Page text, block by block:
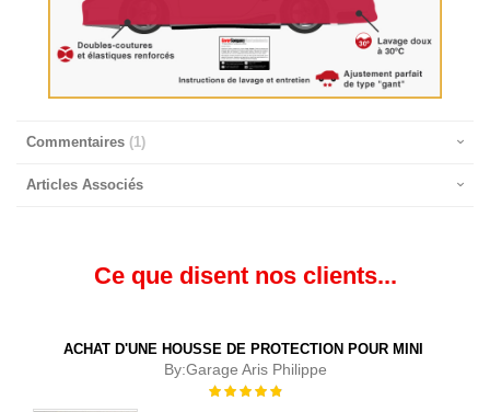
Commentaires 1
Articles Associés
Ce que disent nos clients...
ACHAT D'UNE HOUSSE DE PROTECTION POUR MINI
By:Garage Aris Philippe
Évaluation :